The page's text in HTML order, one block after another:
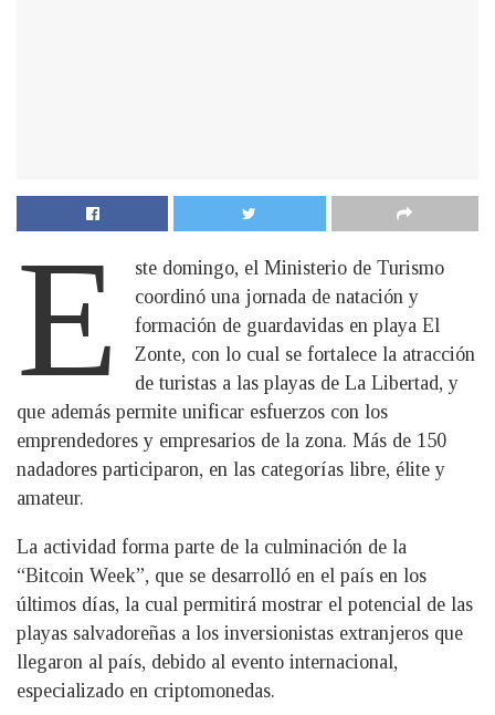
E
ste domingo, el Ministerio de Turismo
coordinó una jornada de natación y
formación de guardavidas en playa El
Zonte, con lo cual se fortalece la atracción
de turistas a las playas de La Libertad, y
que además permite unificar esfuerzos con los
emprendedores y empresarios de la zona. Más de 150
nadadores participaron, en las categorías libre, élite y
amateur.
La actividad forma parte de la culminación de la
“Bitcoin Week”, que se desarrolló en el país en los
últimos días, la cual permitirá mostrar el potencial de las
playas salvadoreñas a los inversionistas extranjeros que
llegaron al país, debido al evento internacional,
especializado en criptomonedas.